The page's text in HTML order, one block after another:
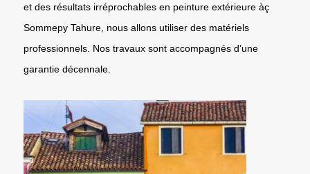
et des résultats irréprochables en peinture extérieure àç
Sommepy Tahure, nous allons utiliser des matériels
professionnels. Nos travaux sont accompagnés d’une
garantie décennale.